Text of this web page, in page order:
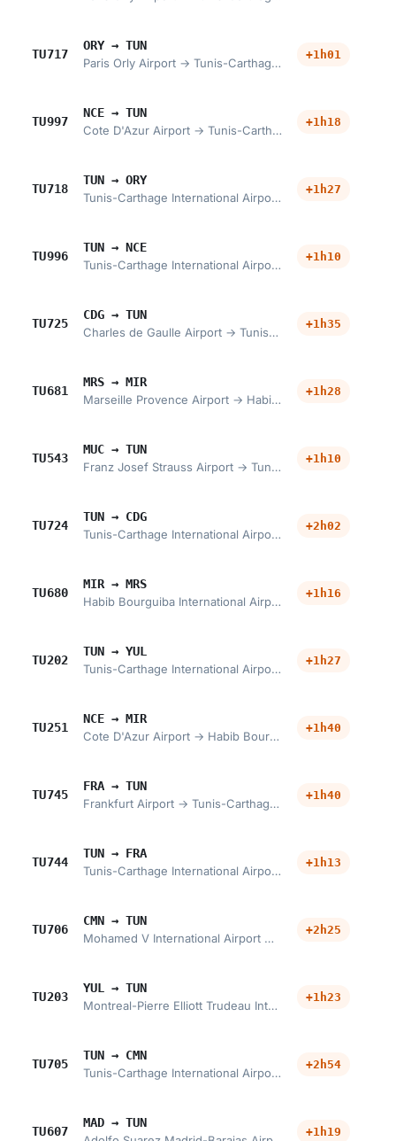
TU717
ORY → TUN
Paris Orly Airport → Tunis-Carthage International Airport
+1h01
TU997
NCE → TUN
Cote D'Azur Airport → Tunis-Carthage International Airport
+1h18
TU718
TUN → ORY
Tunis-Carthage International Airport → Paris Orly Airport
+1h27
TU996
TUN → NCE
Tunis-Carthage International Airport → Cote D'Azur Airport
+1h10
TU725
CDG → TUN
Charles de Gaulle Airport → Tunis-Carthage International Airport
+1h35
TU681
MRS → MIR
Marseille Provence Airport → Habib Bourguiba International Airport
+1h28
TU543
MUC → TUN
Franz Josef Strauss Airport → Tunis-Carthage International Airport
+1h10
TU724
TUN → CDG
Tunis-Carthage International Airport → Charles de Gaulle Airport
+2h02
TU680
MIR → MRS
Habib Bourguiba International Airport → Marseille Provence Airport
+1h16
TU202
TUN → YUL
Tunis-Carthage International Airport → Montreal-Pierre Elliott Trudeau International Airport
+1h27
TU251
NCE → MIR
Cote D'Azur Airport → Habib Bourguiba International Airport
+1h40
TU745
FRA → TUN
Frankfurt Airport → Tunis-Carthage International Airport
+1h40
TU744
TUN → FRA
Tunis-Carthage International Airport → Frankfurt Airport
+1h13
TU706
CMN → TUN
Mohamed V International Airport → Tunis-Carthage International Airport
+2h25
TU203
YUL → TUN
Montreal-Pierre Elliott Trudeau International Airport → Tunis-Carthage International Airport
+1h23
TU705
TUN → CMN
Tunis-Carthage International Airport → Mohamed V International Airport
+2h54
TU607
MAD → TUN
+1h19